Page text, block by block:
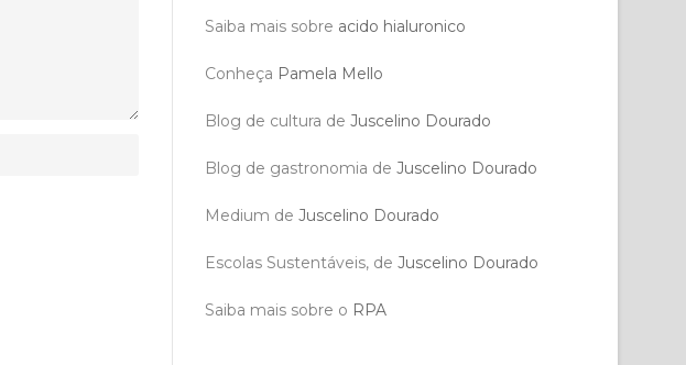
Saiba mais sobre acido hialuronico
Conheça Pamela Mello
Blog de cultura deJuscelino Dourado
Blog de gastronomia deJuscelino Dourado
Medium deJuscelino Dourado
Escolas Sustentáveis, deJuscelino Dourado
Saiba mais sobre o RPA